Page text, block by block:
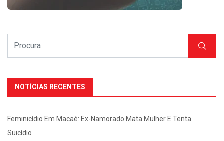
NOTÍCIAS RECENTES
Feminicídio Em Macaé: Ex-Namorado Mata Mulher E Tenta
Suicídio